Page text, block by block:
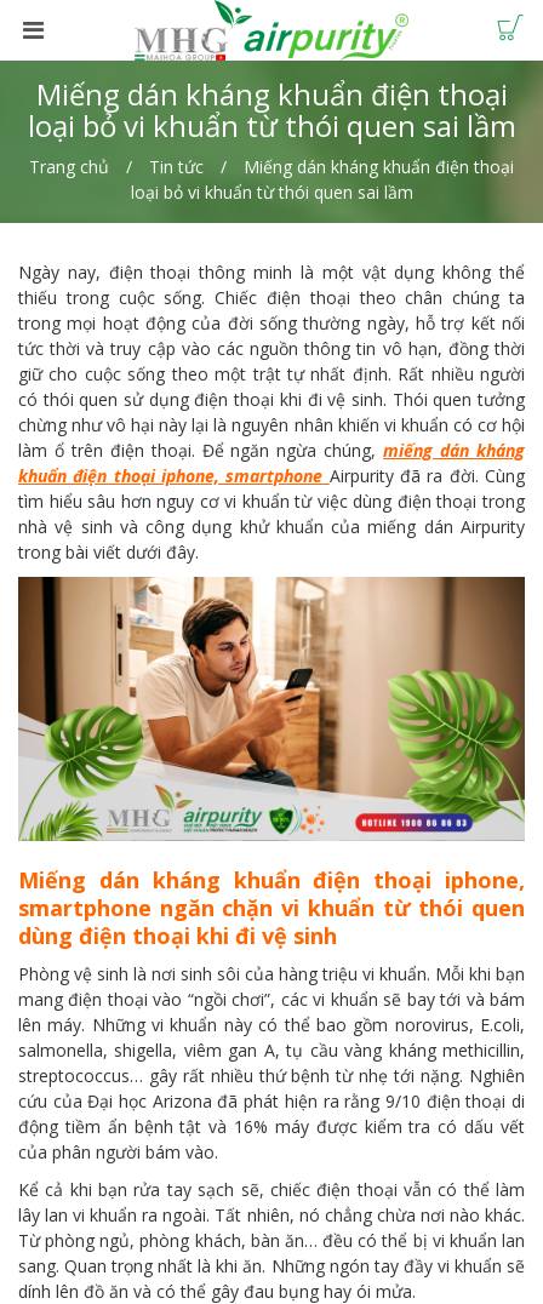
Miếng dán kháng khuẩn điện thoại
loại bỏ vi khuẩn từ thói quen sai lầm
Trang chủ Tin tức
Miếng dán kháng khuẩn điện thoại
loại bỏ vi khuẩn từ thói quen sai lầm
Ngày nay, điện thoại thông minh là một vật dụng không thể
thiếu trong cuộc sống. Chiếc điện thoại theo chân chúng ta
trong mọi hoạt động của đời sống thường ngày, hỗ trợ kết nối
tức thời và truy cập vào các nguồn thông tin vô hạn, đồng thời
giữ cho cuộc sống theo một trật tự nhất định. Rất nhiều người
có thói quen sử dụng điện thoại khi đi vệ sinh. Thói quen tưởng
chừng như vô hại này lại là nguyên nhân khiến vi khuẩn có cơ hội
làm ổ trên điện thoại. Để ngăn ngừa chúng,miếng dán kháng
khuẩn điện thoại iphone, smartphone Airpurity đã ra đời. Cùng
tìm hiểu sâu hơn nguy cơ vi khuẩn từ việc dùng điện thoại trong
nhà vệ sinh và công dụng khử khuẩn của miếng dán Airpurity
trong bài viết dưới đây.
Miếng dán kháng khuẩn điện thoại iphone,
smartphone ngăn chặn vi khuẩn từ thói quen
dùng điện thoại khi đi vệ sinh
Phòng vệ sinh là nơi sinh sôi của hàng triệu vi khuẩn. Mỗi khi bạn
mang điện thoại vào “ngồi chơi”, các vi khuẩn sẽ bay tới và bám
lên máy. Những vi khuẩn này có thể bao gồm norovirus, E.coli,
salmonella, shigella, viêm gan A, tụ cầu vàng kháng methicillin,
streptococcus… gây rất nhiều thứ bệnh từ nhẹ tới nặng. Nghiên
cứu của Đại học Arizona đã phát hiện ra rằng 9/10 điện thoại di
động tiềm ẩn bệnh tật và 16% máy được kiểm tra có dấu vết
của phân người bám vào.
Kể cả khi bạn rửa tay sạch sẽ, chiếc điện thoại vẫn có thể làm
lây lan vi khuẩn ra ngoài. Tất nhiên, nó chẳng chừa nơi nào khác.
Từ phòng ngủ, phòng khách, bàn ăn… đều có thể bị vi khuẩn lan
sang. Quan trọng nhất là khi ăn. Những ngón tay đầy vi khuẩn sẽ
dính lên đồ ăn và có thể gây đau bụng hay ói mửa.